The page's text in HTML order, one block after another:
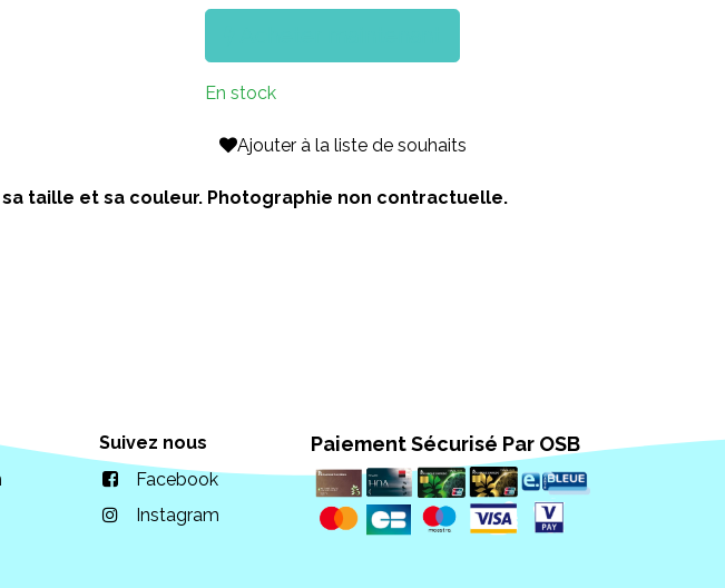
En stock
Ajouter à la liste de souhaits
taille et sa couleur. Photographie non contractuelle.
Suivez nous
Facebook
Instagram
Paiement Sécurisé Par OSB